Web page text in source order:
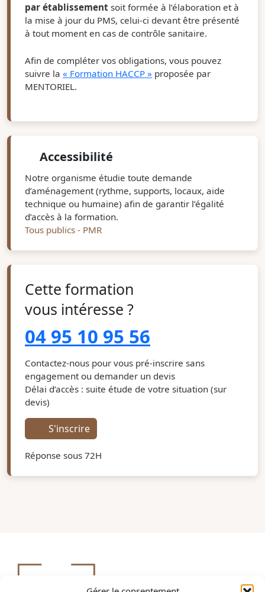
par établissement soit formée à l’élaboration et à
la mise à jour du PMS, celui-ci devant être présenté
à tout moment en cas de contrôle sanitaire.
Afin de compléter vos obligations, vous pouvez
suivre la « Formation HACCP » proposée par
MENTORIEL.
Accessibilité
Notre organisme étudie toute demande
d’aménagement (rythme, supports, locaux, aide
technique ou humaine) afin de garantir l’égalité
d’accès à la formation.
Tous publics - PMR
Cette formation
vous intéresse ?
04 95 10 95 56
Contactez-nous pour vous pré-inscrire sans
engagement ou demander un devis
Délai d’accès : suite étude de votre situation (sur
devis)
S'inscrire
Réponse sous 72H